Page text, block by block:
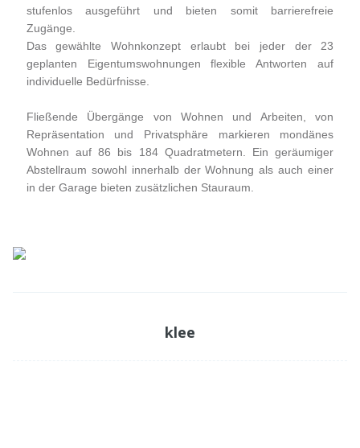
stufenlos ausgeführt und bieten somit barrierefreie
Zugänge.
Das gewählte Wohnkonzept erlaubt bei jeder der 23
geplanten Eigentumswohnungen flexible Antworten auf
individuelle Bedürfnisse.
Fließende Übergänge von Wohnen und Arbeiten, von
Repräsentation und Privatsphäre markieren mondänes
Wohnen auf 86 bis 184 Quadratmetern. Ein geräumiger
Abstellraum sowohl innerhalb der Wohnung als auch einer
in der Garage bieten zusätzlichen Stauraum.
klee